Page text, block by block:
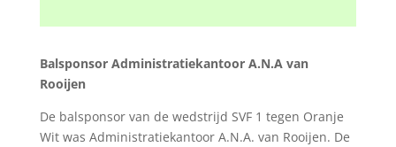
Balsponsor Administratiekantoor A.N.A van
Rooijen
De balsponsor van de wedstrijd SVF 1 tegen Oranje
Wit was Administratiekantoor A.N.A. van Rooijen. De